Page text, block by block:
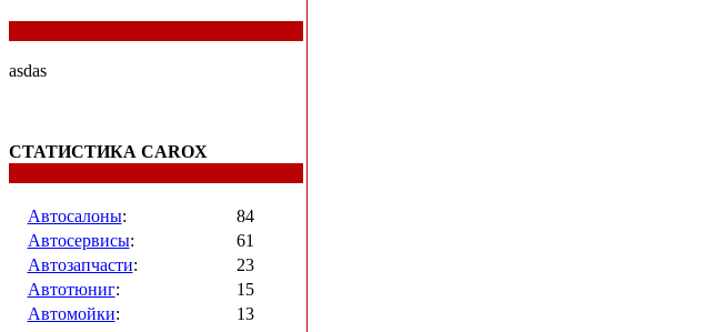
asdas
СТАТИСТИКА CAROX
Автосалоны:
84
Автосервисы:
61
Автозапчасти:
23
Автотюниг:
15
Автомойки:
13